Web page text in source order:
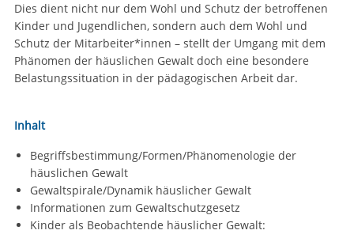
Dies dient nicht nur dem Wohl und Schutz der betroffenen
Kinder und Jugendlichen, sondern auch dem Wohl und
Schutz der Mitarbeiter*innen – stellt der Umgang mit dem
Phänomen der häuslichen Gewalt doch eine besondere
Belastungssituation in der pädagogischen Arbeit dar.
Inhalt
Begriffsbestimmung/Formen/Phänomenologie der
häuslichen Gewalt
Gewaltspirale/Dynamik häuslicher Gewalt
Informationen zum Gewaltschutzgesetz
Kinder als Beobachtende häuslicher Gewalt: